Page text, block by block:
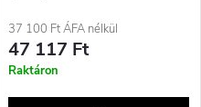
37 100 Ft ÁFA nélkül
47 117 Ft
Raktáron